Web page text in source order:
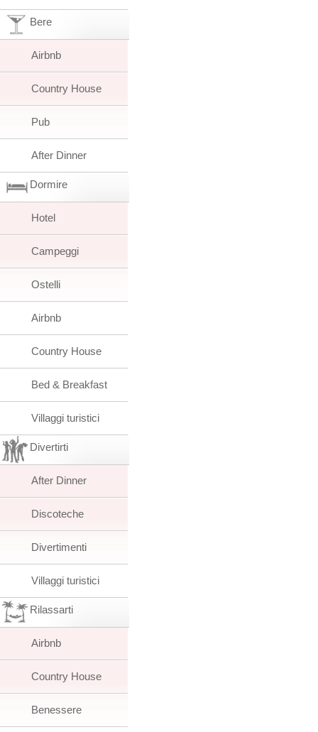
Bere
Airbnb
Country House
Pub
After Dinner
Dormire
Hotel
Campeggi
Ostelli
Airbnb
Country House
Bed & Breakfast
Villaggi turistici
Divertirti
After Dinner
Discoteche
Divertimenti
Villaggi turistici
Rilassarti
Airbnb
Country House
Benessere